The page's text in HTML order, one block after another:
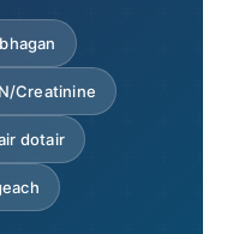
Creatinine
dotair